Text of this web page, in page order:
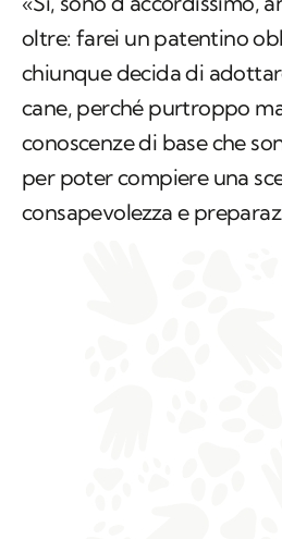
cane, perché purtroppo
conoscenze di base che
per poter compiere una
consapevolezza e